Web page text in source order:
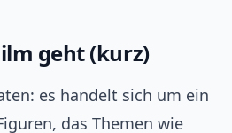
geht (kurz)
es handelt sich um ein
das Themen wie